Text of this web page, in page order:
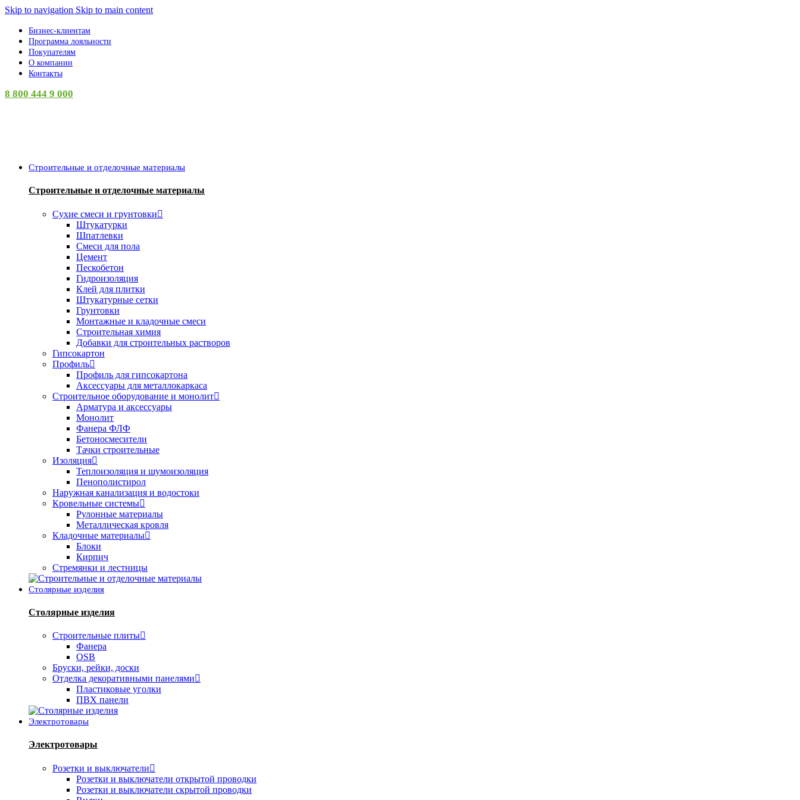
Skip to navigation Skip to main content
Бизнес-клиентам
Программа лояльности
Покупателям
О компании
Контакты
8 800 444 9 000
Строительные и отделочные материалы
Строительные и отделочные материалы
Сухие смеси и грунтовки
Штукатурки
Шпатлевки
Смеси для пола
Цемент
Пескобетон
Гидроизоляция
Клей для плитки
Штукатурные сетки
Грунтовки
Монтажные и кладочные смеси
Строительная химия
Добавки для строительных растворов
Гипсокартон
Профиль
Профиль для гипсокартона
Аксессуары для металлокаркаса
Строительное оборудование и монолит
Арматура и аксессуары
Монолит
Фанера ФЛФ
Бетоносмесители
Тачки строительные
Изоляция
Теплоизоляция и шумоизоляция
Пенополистирол
Наружная канализация и водостоки
Кровельные системы
Рулонные материалы
Металлическая кровля
Кладочные материалы
Блоки
Кирпич
Стремянки и лестницы
Столярные изделия
Столярные изделия
Строительные плиты
Фанера
OSB
Бруски, рейки, доски
Отделка декоративными панелями
Пластиковые уголки
ПВХ панели
Электротовары
Электротовары
Розетки и выключатели
Розетки и выключатели открытой проводки
Розетки и выключатели скрытой проводки